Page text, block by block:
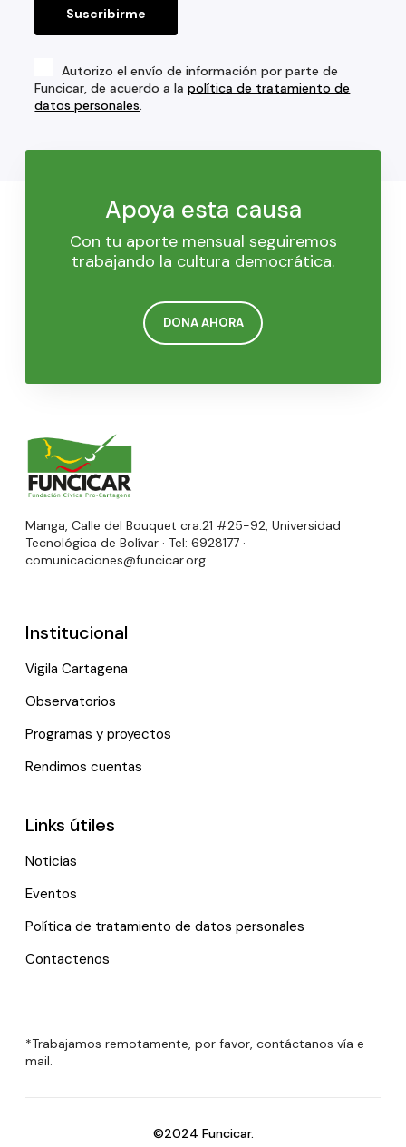
Autorizo el envío de información por parte de
Funcicar, de acuerdo a lapolítica de tratamiento de
datos personales
Apoya esta causa
Con tu aporte mensual seguiremos
trabajando la cultura democrática.
DONA AHORA
Manga, Calle del Bouquet cra.21 #25-92, Universidad
Tecnológica de Bolívar · Tel: 6928177 ·
comunicaciones@funcicar.org
Institucional
Vigila Cartagena
Observatorios
Programas y proyectos
Rendimos cuentas
Links útiles
Noticias
Eventos
Política de tratamiento de datos personales
Contactenos
*Trabajamos remotamente, por favor, contáctanos vía e-
mail.
©2024 Funcicar.